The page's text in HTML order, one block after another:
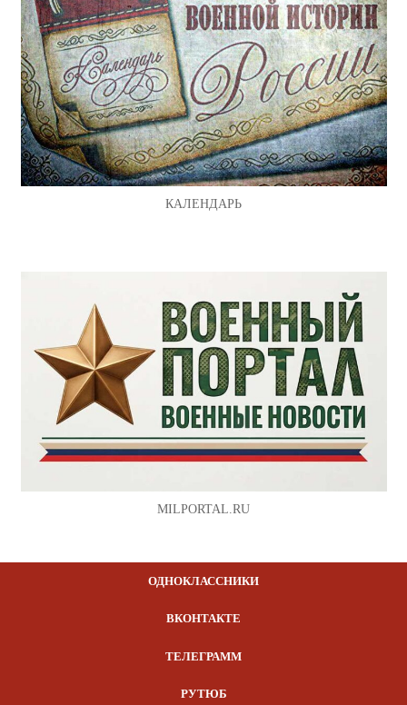
КАЛЕНДАРЬ
MILPORTAL.RU
ОДНОКЛАССНИКИ
ВКОНТАКТЕ
ТЕЛЕГРАММ
РУТЮБ